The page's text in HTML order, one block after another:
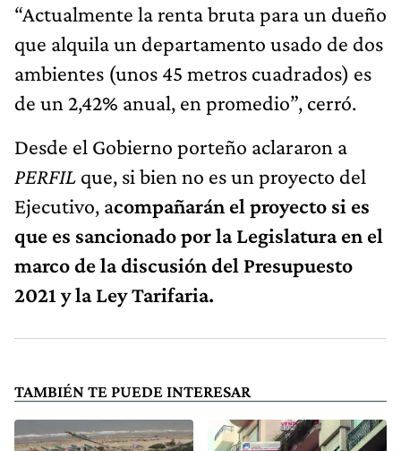
“Actualmente la renta bruta para un dueño
que alquila un departamento usado de dos
ambientes (unos 45 metros cuadrados) es
de un 2,42% anual, en promedio”, cerró.
Desde el Gobierno porteño aclararon a
PERFIL que, si bien no es un proyecto del
Ejecutivo, acompañarán el proyecto si es
que es sancionado por la Legislatura en el
marco de la discusión del Presupuesto
2021 y la Ley Tarifaria.
TAMBIÉN TE PUEDE INTERESAR